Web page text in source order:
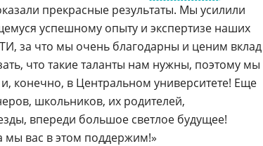
прекрасные результаты. Мы усилили
успешному опыту и экспертизе наших
за что мы очень благодарны и ценим вклад
что такие таланты нам нужны, поэтому мы
конечно, в Центральном университете! Еще
школьников, их родителей,
впереди большое светлое будущее!
мы вас в этом поддержим!»